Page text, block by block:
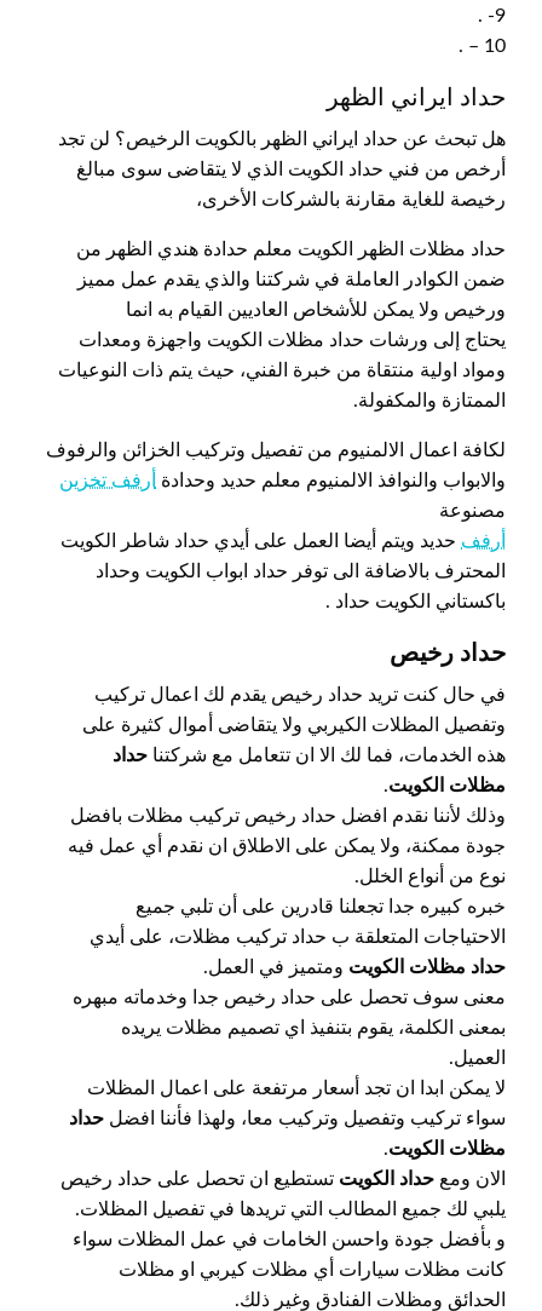
9- .
10 – .
حداد ايراني الظهر
هل تبحث عن حداد ايراني الظهر بالكويت الرخيص؟ لن تجد
أرخص من فني حداد الكويت الذي لا يتقاضى سوى مبالغ
رخيصة للغاية مقارنة بالشركات الأخرى،
حداد مظلات الظهر الكويت معلم حدادة هندي الظهر من
ضمن الكوادر العاملة في شركتنا والذي يقدم عمل مميز
ورخيص ولا يمكن للأشخاص العاديين القيام به انما
يحتاج إلى ورشات حداد مظلات الكويت واجهزة ومعدات
ومواد اولية منتقاة من خبرة الفني، حيث يتم ذات النوعيات
الممتازة والمكفولة.
لكافة اعمال الالمنيوم من تفصيل وتركيب الخزائن والرفوف
والابواب والنوافذ الالمنيوم معلم حديد وحدادة
أرفف تخزين
مصنوعة
أرفف حديد ويتم أيضا العمل على أيدي حداد شاطر الكويت
المحترف بالاضافة الى توفر حداد ابواب الكويت وحداد
باكستاني الكويت حداد .
حداد رخيص
في حال كنت تريد حداد رخيص يقدم لك اعمال تركيب
وتفصيل المظلات الكيربي ولا يتقاضى أموال كثيرة على
هذه الخدمات، فما لك الا ان تتعامل مع شركتنا حداد
مظلات الكويت.
وذلك لأننا نقدم افضل حداد رخيص تركيب مظلات بافضل
جودة ممكنة، ولا يمكن على الاطلاق ان نقدم أي عمل فيه
نوع من أنواع الخلل.
خبره كبيره جدا تجعلنا قادرين على أن تلبي جميع
الاحتياجات المتعلقة ب حداد تركيب مظلات، على أيدي
حداد مظلات الكويت ومتميز في العمل.
معنى سوف تحصل على حداد رخيص جدا وخدماته مبهره
بمعنى الكلمة، يقوم بتنفيذ اي تصميم مظلات يريده
العميل.
لا يمكن ابدا ان تجد أسعار مرتفعة على اعمال المظلات
سواء تركيب وتفصيل وتركيب معا، ولهذا فأننا افضل حداد
مظلات الكويت.
الان ومع حداد الكويت تستطيع ان تحصل على حداد رخيص
يلبي لك جميع المطالب التي تريدها في تفصيل المظلات.
و بأفضل جودة واحسن الخامات في عمل المظلات سواء
كانت مظلات سيارات أي مظلات كيربي او مظلات
الحدائق ومظلات الفنادق وغير ذلك.